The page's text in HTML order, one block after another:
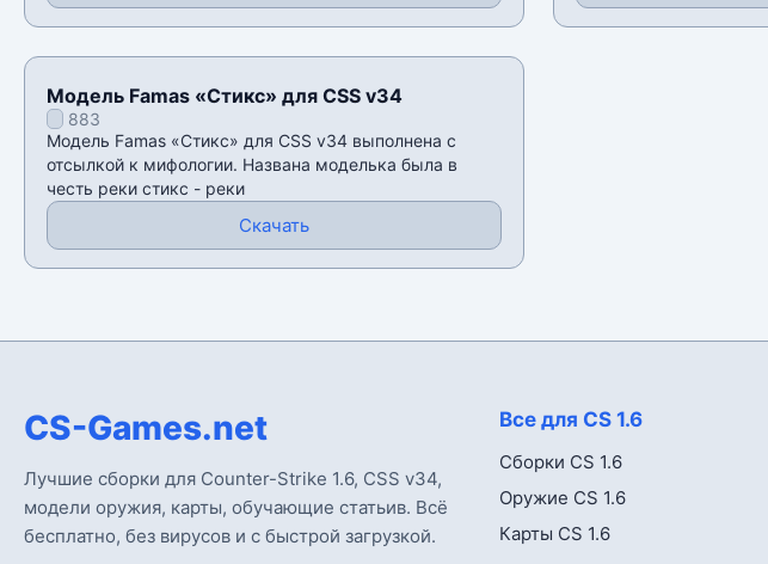
Модель Famas «Стикс» для CSS v34
883
Модель Famas «Стикс» для CSS v34 выполнена с
отсылкой к мифологии. Названа моделька была в
честь реки стикс - реки
Скачать
CS-Games.net
Лучшие сборки для Counter-Strike 1.6, CSS v34,
модели оружия, карты, обучающие статьив. Всё
бесплатно, без вирусов и с быстрой загрузкой.
Все для CS 1.6
Сборки CS 1.6
Оружие CS 1.6
Карты CS 1.6